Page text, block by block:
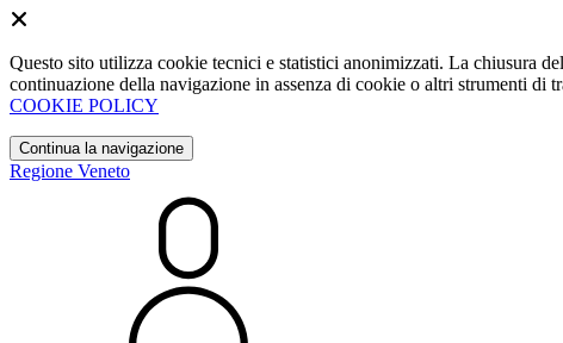
Questo sito utilizza cookie tecnici e statistici anonimizzati. La chiusura
continuazione della navigazione in assenza di cookie o altri strumenti di
COOKIE POLICY
Continua la navigazione
Regione Veneto